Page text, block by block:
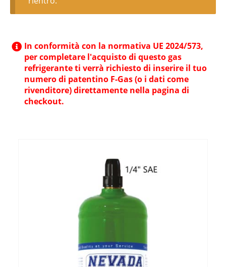
In conformità con la normativa UE 2024/573,
per completare l'acquisto di questo gas
refrigerante ti verrà richiesto di inserire il tuo
numero di patentino F-Gas (o i dati come
rivenditore) direttamente nella pagina di
checkout.